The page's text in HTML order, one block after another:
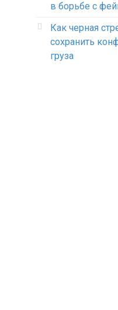
в борьбе с
Как черная
сохранить
груза